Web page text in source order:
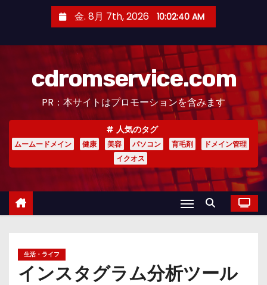
金. 8月 7th, 2026 10:02:41 AM
cdromservice.com
PR：本サイトはプロモーションを含みます
人気のタグ
ムームードメイン 健康 美容 パソコン 育毛剤
ドメイン管理
イクオス
生活・ライフ
インスタグラム分析ツール